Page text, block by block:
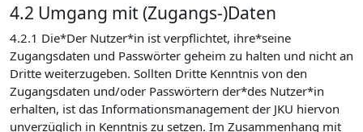
4.2 Umgang mit (Zugangs-)Daten
4.2.1 Die*Der Nutzer*in ist verpflichtet, ihre*seine
Zugangsdaten und Passwörter geheim zu halten und nicht an
Dritte weiterzugeben. Sollten Dritte Kenntnis von den
Zugangsdaten und/oder Passwörtern der*des Nutzer*in
erhalten, ist das Informationsmanagement der JKU hiervon
unverzüglich in Kenntnis zu setzen. Im Zusammenhang mit